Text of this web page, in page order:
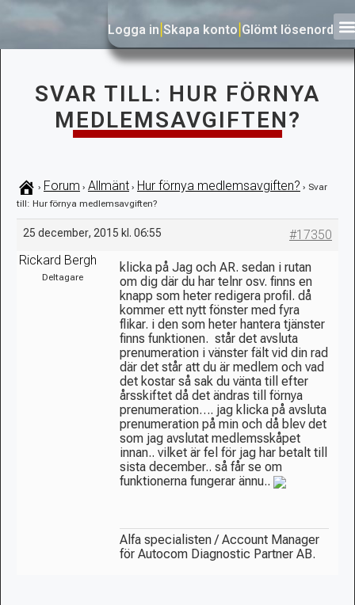
Logga in Skapa konto Glömt lösenord
SVAR TILL: HUR FÖRNYA
MEDLEMSAVGIFTEN?
› Forum › Allmänt › Hur förnya medlemsavgiften? › Svar
till: Hur förnya medlemsavgiften?
25 december, 2015 kl. 06:55
#17350
Rickard Bergh
Deltagare
klicka på Jag och AR. sedan i rutan
om dig där du har telnr osv. finns en
knapp som heter redigera profil. då
kommer ett nytt fönster med fyra
flikar. i den som heter hantera tjänster
finns funktionen. står det avsluta
prenumeration i vänster fält vid din rad
där det står att du är medlem och vad
det kostar så sak du vänta till efter
årsskiftet då det ändras till förnya
prenumeration…. jag klicka på avsluta
prenumeration på min och då blev det
som jag avslutat medlemsskåpet
innan.. vilket är fel för jag har betalt till
sista december.. så får se om
funktionerna fungerar ännu..
Alfa specialisten / Account Manager
för Autocom Diagnostic Partner AB.